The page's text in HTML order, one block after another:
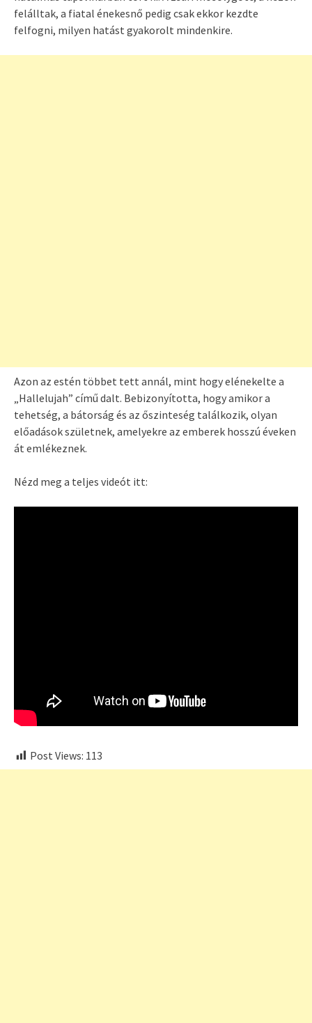
felálltak, a fiatal énekesnő pedig csak ekkor kezdte
felfogni, milyen hatást gyakorolt mindenkire.
Azon az estén többet tett annál, mint hogy elénekelte a
„Hallelujah” című dalt. Bebizonyította, hogy amikor a
tehetség, a bátorság és az őszinteség találkozik, olyan
előadások születnek, amelyekre az emberek hosszú éveken
át emlékeznek.
Nézd meg a teljes videót itt:
Post Views: 113